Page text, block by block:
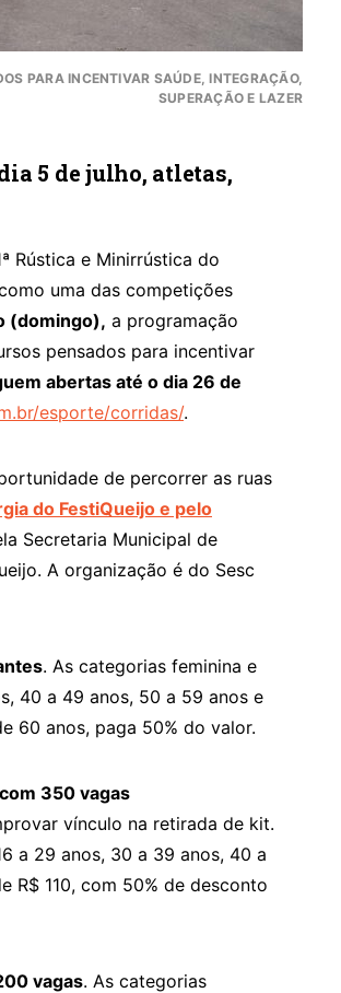
PARA INCENTIVAR SAÚDE, INTEGRAÇÃO,
SUPERAÇÃO E LAZER
5 de julho, atletas,
Rústica e Minirrústica do
uma das competições
(domingo), a programação
pensados para incentivar
abertas até o dia 26 de
esporte/corridas/.
de percorrer as ruas
do FestiQueijo e pelo
Secretaria Municipal de
A organização é do Sesc
. As categorias feminina e
40 a 49 anos, 50 a 59 anos e
60 anos, paga 50% do valor.
350 vagas
vínculo na retirada de kit.
a 29 anos, 30 a 39 anos, 40 a
R$ 110, com 50% de desconto
vagas. As categorias